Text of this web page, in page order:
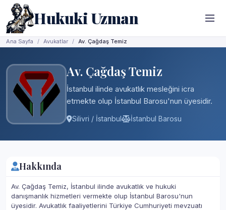
Hukuki Uzman
Ana Sayfa Avukatlar Av. Çağdaş Temiz
Av. Çağdaş Temiz
İstanbul ilinde avukatlık mesleğini icra
etmekte olup İstanbul Barosu'nun üyesidir.
Silivri / İstanbul İstanbul Barosu
Hakkında
Av. Çağdaş Temiz, İstanbul ilinde avukatlık ve hukuki
danışmanlık hizmetleri vermekte olup İstanbul Barosu'nun
üyesidir. Avukatlık faaliyetlerini Türkiye Cumhuriyeti mevzuatı